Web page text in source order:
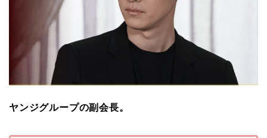
ヤンジグループの副会長。